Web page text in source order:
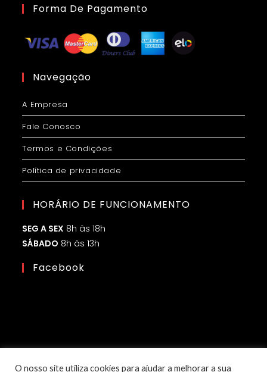
Forma De Pagamento
Navegação
A Empresa
Fale Conosco
Termos e Condições
Política de privacidade
HORÁRIO DE FUNCIONAMENTO
SEG A SEX 8h às 18h
SÁBADO 8h às 13h
Facebook
O nosso site utiliza cookies para ajudar a melhorar a sua